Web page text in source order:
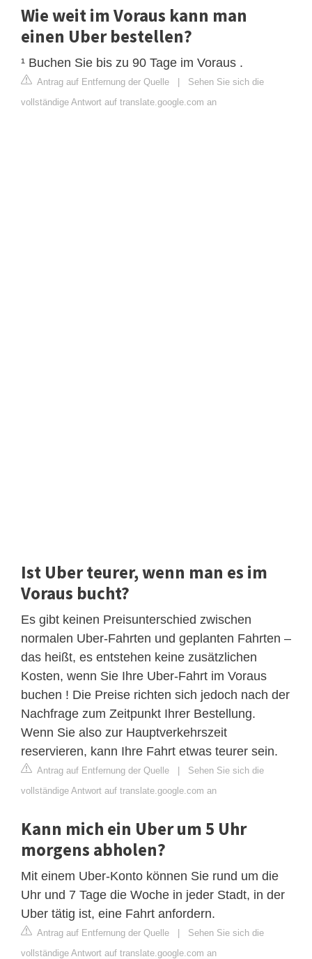
Wie weit im Voraus kann man
einen Uber bestellen?
¹ Buchen Sie bis zu 90 Tage im Voraus .
Antrag auf Entfernung der Quelle | Sehen Sie sich die
vollständige Antwort auf translate.google.com an
Ist Uber teurer, wenn man es im
Voraus bucht?
Es gibt keinen Preisunterschied zwischen
normalen Uber-Fahrten und geplanten Fahrten –
das heißt, es entstehen keine zusätzlichen
Kosten, wenn Sie Ihre Uber-Fahrt im Voraus
buchen ! Die Preise richten sich jedoch nach der
Nachfrage zum Zeitpunkt Ihrer Bestellung.
Wenn Sie also zur Hauptverkehrszeit
reservieren, kann Ihre Fahrt etwas teurer sein.
Antrag auf Entfernung der Quelle | Sehen Sie sich die
vollständige Antwort auf translate.google.com an
Kann mich ein Uber um 5 Uhr
morgens abholen?
Mit einem Uber-Konto können Sie rund um die
Uhr und 7 Tage die Woche in jeder Stadt, in der
Uber tätig ist, eine Fahrt anfordern.
Antrag auf Entfernung der Quelle | Sehen Sie sich die
vollständige Antwort auf translate.google.com an